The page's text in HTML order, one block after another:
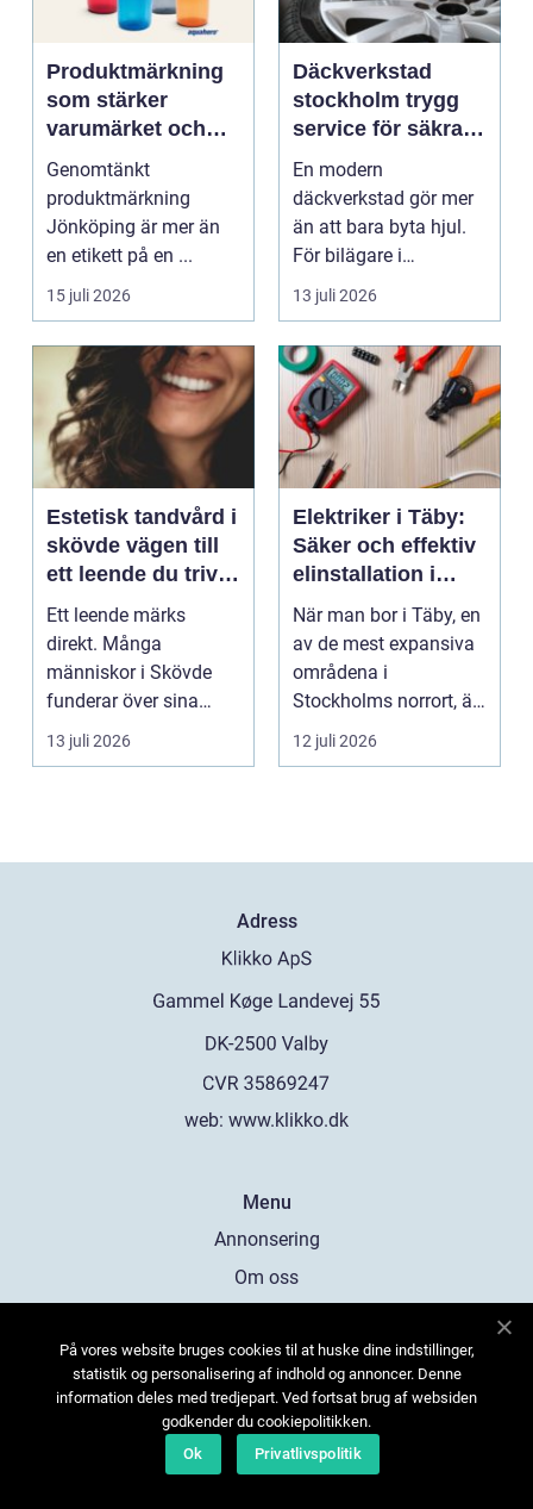
Produktmärkning
som stärker
varumärket och
förenklar vardagen
Genomtänkt
produktmärkning
Jönköping är mer än
en etikett på en ...
15 juli 2026
Däckverkstad
stockholm trygg
service för säkra
mil året runt
En modern
däckverkstad gör mer
än att bara byta hjul.
För bilägare i
Stockholm handlar
valet av däck...
13 juli 2026
Estetisk tandvård i
skövde vägen till
ett leende du trivs
med
Ett leende märks
direkt. Många
människor i Skövde
funderar över sina
tänder, men skjuter
upp att gör...
13 juli 2026
Elektriker i Täby:
Säker och effektiv
elinstallation i
norrort
När man bor i Täby, en
av de mest expansiva
områdena i
Stockholms norrort, är
b...
12 juli 2026
Adress
web: www.klikko.dk
Menu
Annonsering
Om oss
Kontakta oss
Sitemap
På vores website bruges cookies til at huske dine indstillinger,
statistik og personalisering af indhold og annoncer. Denne
information deles med tredjepart. Ved fortsat brug af websiden
godkender du cookiepolitikken.
Ok
Privatlivspolitik